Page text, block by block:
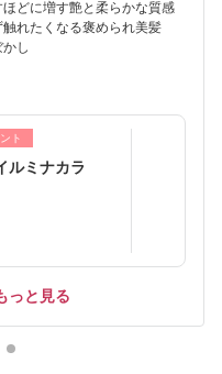
ほどに増す艶と柔らかな質感
れたくなる褒められ美髪
し
ト
ルミナカラ
っと見る